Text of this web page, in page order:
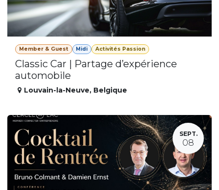
Member & Guest Midi Activités Passion
Classic Car | Partage d’expérience
automobile
Louvain-la-Neuve, Belgique
SEPT.
08